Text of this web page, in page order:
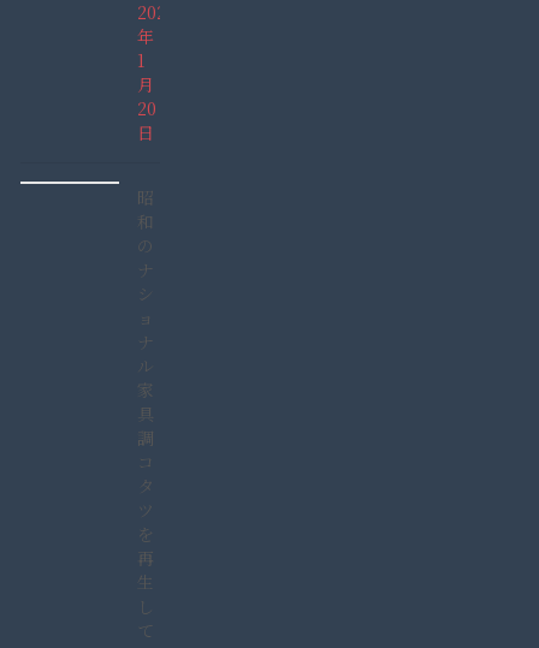
2022
年
1
月
20
日
昭
和
の
ナ
シ
ョ
ナ
ル
家
具
調
コ
タ
ツ
を
再
生
し
て